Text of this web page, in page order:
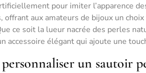
pour imiter l’apparence
offrant aux amateurs de bijoux un
ce soit la lueur nacrée des perles
accessoire élégant qui ajoute une
un sautoir